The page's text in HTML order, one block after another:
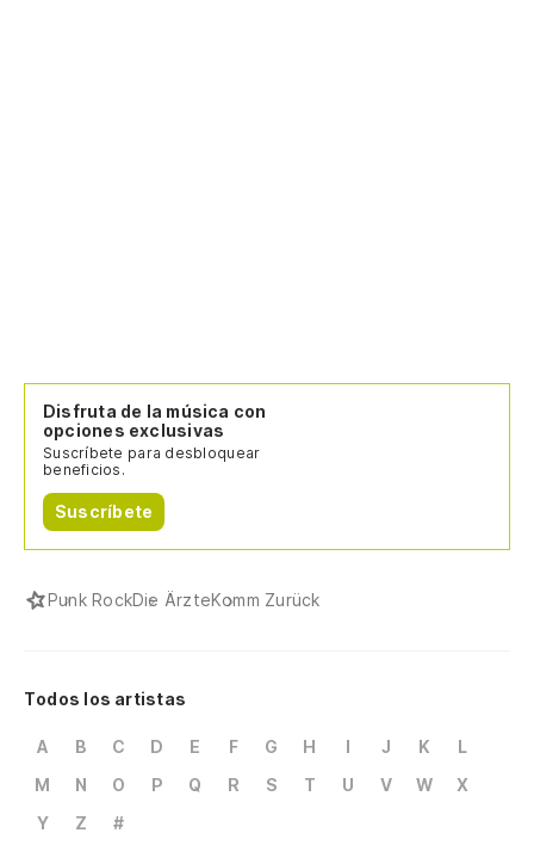
Disfruta de la música con
opciones exclusivas
Suscríbete para desbloquear
beneficios.
Suscríbete
Punk RockDie ÄrzteKomm Zurück
Todos los artistas
A B C D E F G H I J K
L
M
N O P Q R S T U V W
X
Y
Z #